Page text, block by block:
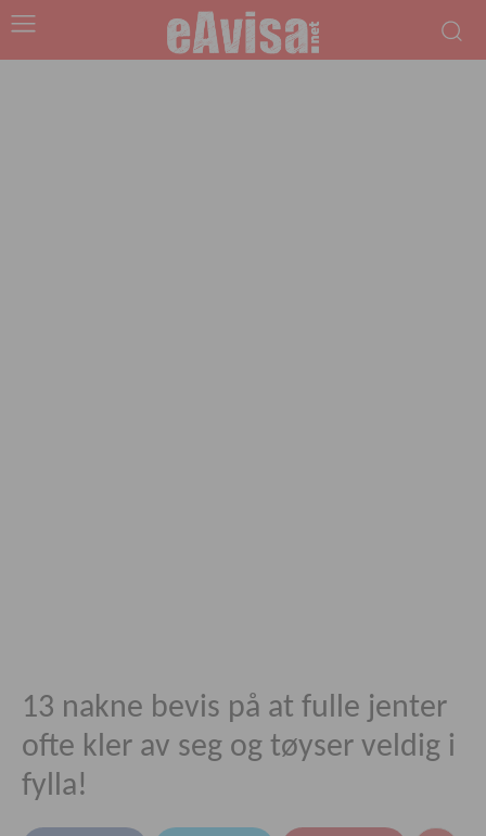
13 nakne bevis på at fulle jenter
ofte kler av seg og tøyser veldig i
fylla!